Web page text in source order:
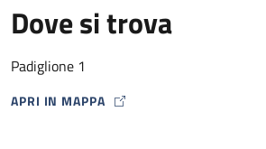
Dove si trova
Padiglione 1
APRI IN MAPPA
MAP ICON